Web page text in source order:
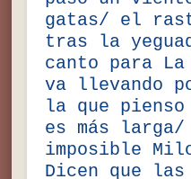
gatas/ el
tras la
canto para La
va llevando
la que
es más
imposible
Dicen que las